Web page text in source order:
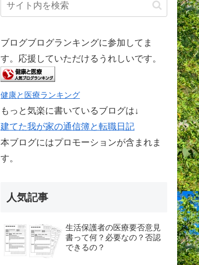
ブログブログランキングに参加してま
す。応援していただけるうれしいです。
健康と医療ランキング
もっと気楽に書いているブログは↓
建てた我が家の通信簿と転職日記
本ブログにはプロモーションが含まれま
す。
人気記事
生活保護者の医療要否意見
書って何？必要なの？否認
できるの？